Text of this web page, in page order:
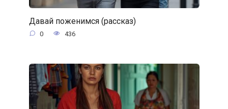
Давай поженимся (рассказ)
0 436